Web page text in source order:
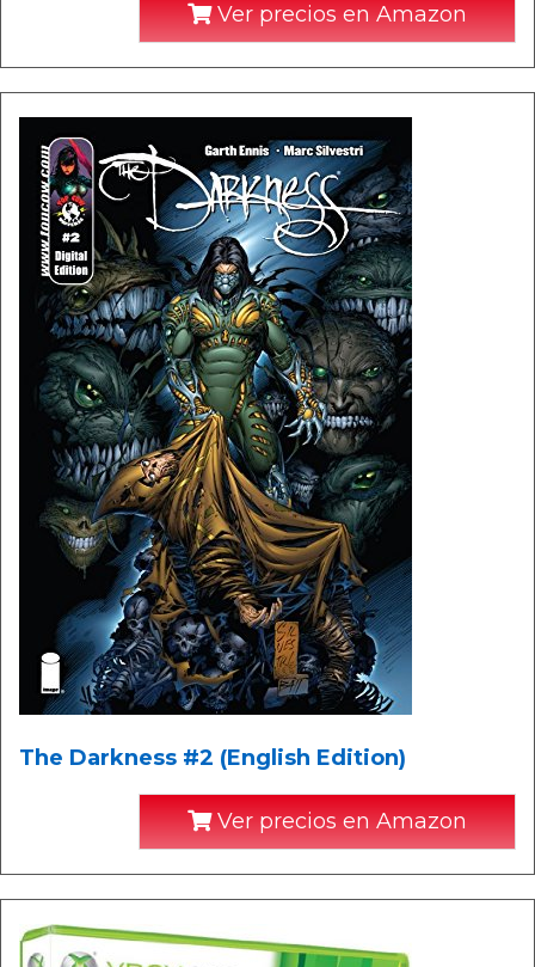
Ver precios en Amazon
The Darkness #2 (English Edition)
Ver precios en Amazon